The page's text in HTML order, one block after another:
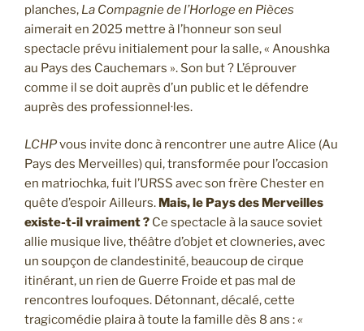
planches, La Compagnie de l’Horloge en Pièces
aimerait en 2025 mettre à l’honneur son seul
spectacle prévu initialement pour la salle, « Anoushka
au Pays des Cauchemars ». Son but ? L’éprouver
comme il se doit auprès d’un public et le défendre
auprès des professionnel·les.
LCHPvous invite donc à rencontrer une autre Alice (Au
Pays des Merveilles) qui, transformée pour l’occasion
en matriochka, fuit l’URSS avec son frère Chester en
quête d’espoir Ailleurs. Mais, le Pays des Merveilles
existe-t-il vraiment ? Ce spectacle à la sauce soviet
allie musique live, théâtre d’objet et clowneries, avec
un soupçon de clandestinité, beaucoup de cirque
itinérant, un rien de Guerre Froide et pas mal de
rencontres loufoques. Détonnant, décalé, cette
tragicomédie plaira à toute la famille dès 8 ans :«